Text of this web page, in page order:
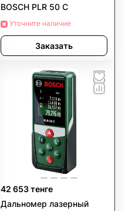
BOSCH PLR 50 С
Уточните наличие
Заказать
42 653 тенге
Дальномер лазерный